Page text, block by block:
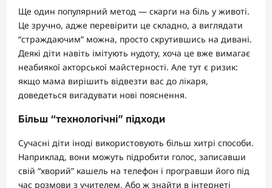
Ще один популярний метод — скарги на біль у животі.
Це зручно, адже перевірити це складно, а виглядати
“страждаючим” можна, просто скрутившись на дивані.
Деякі діти навіть імітують нудоту, хоча це вже вимагає
неабиякої акторської майстерності. Але тут є ризик:
якщо мама вирішить відвезти вас до лікаря,
доведеться вигадувати нові пояснення.
Більш “технологічні” підходи
Сучасні діти іноді використовують більш хитрі способи.
Наприклад, вони можуть підробити голос, записавши
свій “хворий” кашель на телефон і програвши його під
час розмови з учителем. Або ж знайти в інтернеті